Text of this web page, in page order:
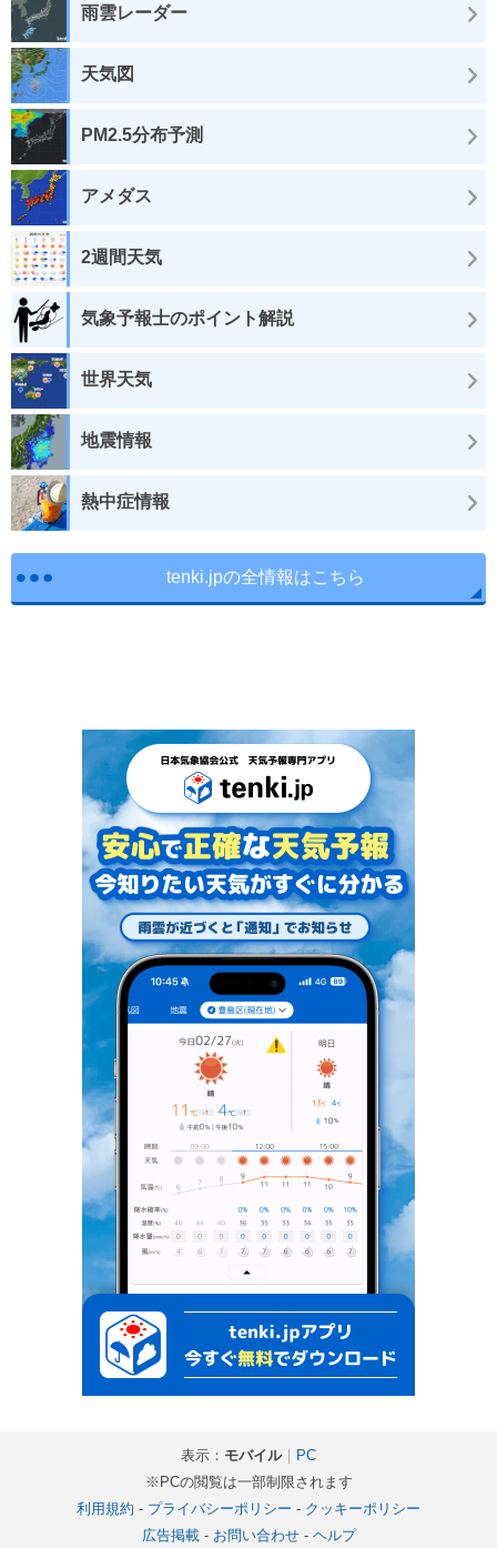
雨雲レーダー
天気図
PM2.5分布予測
アメダス
2週間天気
気象予報士のポイント解説
世界天気
地震情報
熱中症情報
tenki.jpの全情報はこちら
表示： モバイル｜ PC
※PCの閲覧は一部制限されます
利用規約 - プライバシーポリシー - クッキーポリシー
広告掲載- お問い合わせ- ヘルプ